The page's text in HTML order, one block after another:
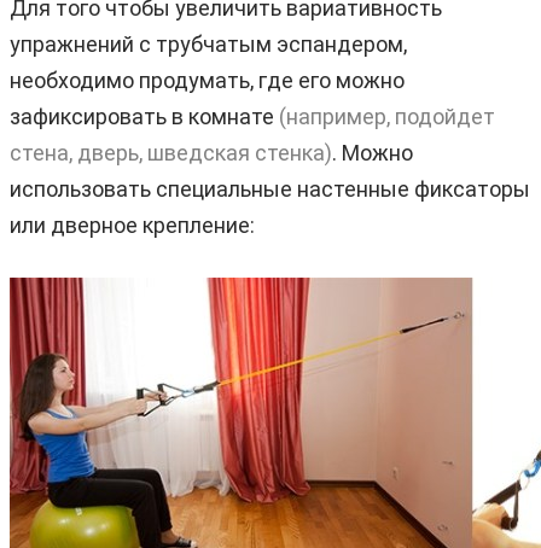
Для того чтобы увеличить вариативность
упражнений с трубчатым эспандером,
необходимо продумать, где его можно
зафиксировать в комнате (например, подойдет
стена, дверь, шведская стенка). Можно
использовать специальные настенные фиксаторы
или дверное крепление: